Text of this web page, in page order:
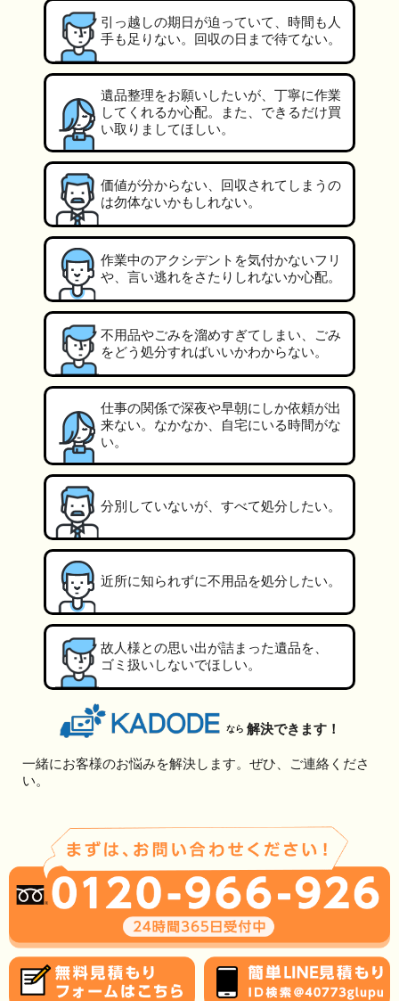
引っ越しの期日が迫っていて、時間も人
手も足りない。回収の日まで待てない。
遺品整理をお願いしたいが、丁寧に作業
してくれるか心配。また、できるだけ買
い取りましてほしい。
価値が分からない、回収されてしまうの
は勿体ないかもしれない。
作業中のアクシデントを気付かないフリ
や、言い逃れをさたりしれないか心配。
不用品やごみを溜めすぎてしまい、ごみ
をどう処分すればいいかわからない。
仕事の関係で深夜や早朝にしか依頼が出
来ない。なかなか、自宅にいる時間がな
い。
分別していないが、すべて処分したい。
近所に知られずに不用品を処分したい。
故人様との思い出が詰まった遺品を、
ゴミ扱いしないでほしい。
なら 解決できます！
一緒にお客様のお悩みを解決します。ぜひ、ご連絡くださ
い。